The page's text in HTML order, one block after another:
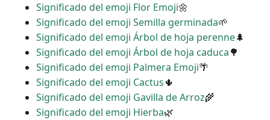
Significado del emoji Flor Emoji🌼
Significado del emoji Semilla germinada🌱
Significado del emoji Árbol de hoja perenne🌲
Significado del emoji Árbol de hoja caduca🌳
Significado del emoji Palmera Emoji🌴
Significado del emoji Cactus🌵
Significado del emoji Gavilla de Arroz🌾
Significado del emoji Hierba🌿